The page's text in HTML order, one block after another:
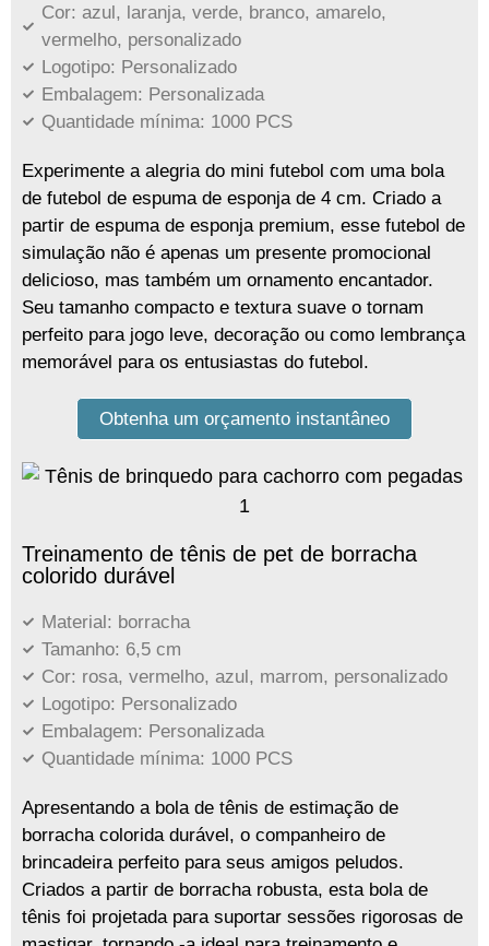
Cor: azul, laranja, verde, branco, amarelo,
vermelho, personalizado
Logotipo: Personalizado
Embalagem: Personalizada
Quantidade mínima: 1000 PCS
Experimente a alegria do mini futebol com uma bola
de futebol de espuma de esponja de 4 cm. Criado a
partir de espuma de esponja premium, esse futebol de
simulação não é apenas um presente promocional
delicioso, mas também um ornamento encantador.
Seu tamanho compacto e textura suave o tornam
perfeito para jogo leve, decoração ou como lembrança
memorável para os entusiastas do futebol.
Obtenha um orçamento instantâneo
Treinamento de tênis de pet de borracha
colorido durável
Material: borracha
Tamanho: 6,5 cm
Cor: rosa, vermelho, azul, marrom, personalizado
Logotipo: Personalizado
Embalagem: Personalizada
Quantidade mínima: 1000 PCS
Apresentando a bola de tênis de estimação de
borracha colorida durável, o companheiro de
brincadeira perfeito para seus amigos peludos.
Criados a partir de borracha robusta, esta bola de
tênis foi projetada para suportar sessões rigorosas de